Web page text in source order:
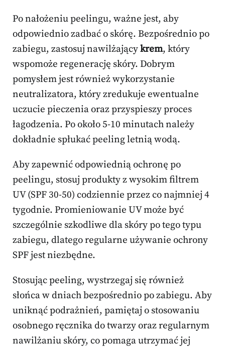
Po nałożeniu peelingu, ważne jest, aby
odpowiednio zadbać o skórę. Bezpośrednio po
zabiegu, zastosuj nawilżającykrem, który
wspomoże regenerację skóry. Dobrym
pomysłem jest również wykorzystanie
neutralizatora, który zredukuje ewentualne
uczucie pieczenia oraz przyspieszy proces
łagodzenia. Po około 5-10 minutach należy
dokładnie spłukać peeling letnią wodą.
Aby zapewnić odpowiednią ochronę po
peelingu, stosuj produkty z wysokim filtrem
UV (SPF 30-50) codziennie przez co najmniej 4
tygodnie. Promieniowanie UV może być
szczególnie szkodliwe dla skóry po tego typu
zabiegu, dlatego regularne używanie ochrony
SPF jest niezbędne.
Stosując peeling, wystrzegaj się również
słońca w dniach bezpośrednio po zabiegu. Aby
uniknąć podrażnień, pamiętaj o stosowaniu
osobnego ręcznika do twarzy oraz regularnym
nawilżaniu skóry, co pomaga utrzymać jej